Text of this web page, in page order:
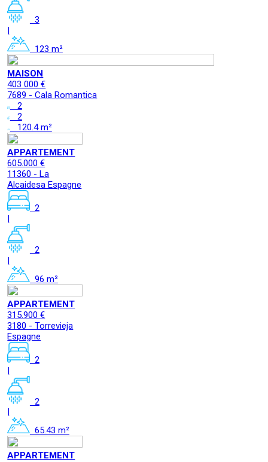
3
|
123 m²
MAISON
403 000 €
7689 - Cala Romantica
2
2
120.4 m²
APPARTEMENT
605.000 €
11360 - La
Alcaidesa Espagne
2
2
|
96 m²
APPARTEMENT
315.900 €
3180 - Torrevieja
Espagne
2
|
2
65.43 m²
APPARTEMENT